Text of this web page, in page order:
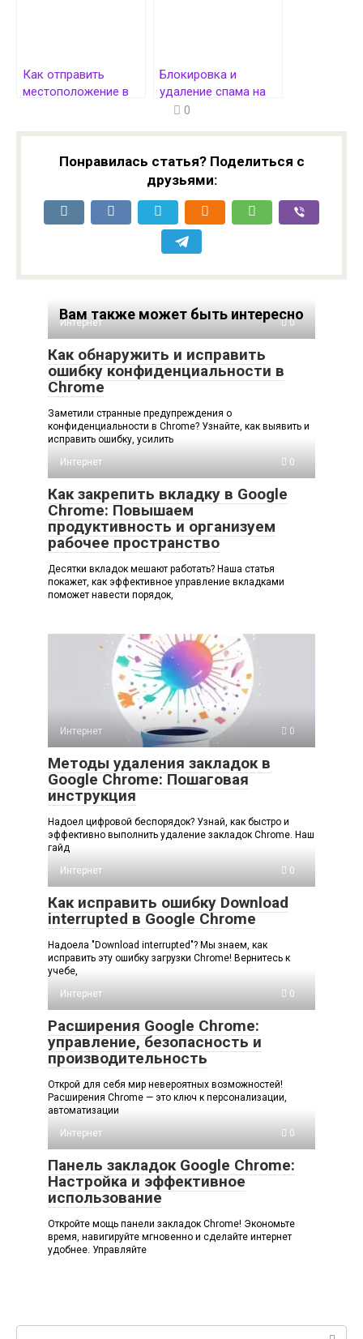
Как отправить
местоположение в
Блокировка и
удаление спама на
Android:
0
Понравилась статья? Поделиться с
друзьями:
Вам также может быть интересно
Интернет 0
Как обнаружить и исправить
ошибку конфиденциальности в
Chrome
Заметили странные предупреждения о
конфиденциальности в Chrome? Узнайте, как выявить и
исправить ошибку, усилить
Интернет
0
Как закрепить вкладку в Google
Chrome: Повышаем
продуктивность и организуем
рабочее пространство
Десятки вкладок мешают работать? Наша статья
покажет, как эффективное управление вкладками
поможет навести порядок,
Интернет 0
Методы удаления закладок в
Google Chrome: Пошаговая
инструкция
Надоел цифровой беспорядок? Узнай, как быстро и
эффективно выполнить удаление закладок Chrome. Наш
гайд
Интернет
0
Как исправить ошибку Download
interrupted в Google Chrome
Надоела "Download interrupted"? Мы знаем, как
исправить эту ошибку загрузки Chrome! Вернитесь к
учебе,
Интернет
0
Расширения Google Chrome:
управление, безопасность и
производительность
Открой для себя мир невероятных возможностей!
Расширения Chrome — это ключ к персонализации,
автоматизации
Интернет
0
Панель закладок Google Chrome:
Настройка и эффективное
использование
Откройте мощь панели закладок Chrome! Экономьте
время, навигируйте мгновенно и сделайте интернет
удобнее. Управляйте